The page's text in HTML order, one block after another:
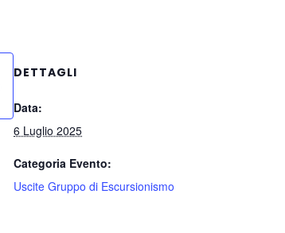
DETTAGLI
Data:
6 Luglio 2025
Categoria Evento:
Uscite Gruppo di Escursionismo